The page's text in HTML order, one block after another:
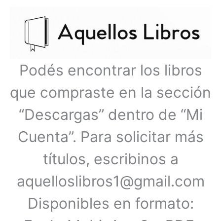
Podés encontrar los libros
que compraste en la sección
“Descargas” dentro de “Mi
Cuenta”. Para solicitar más
títulos, escribinos a
aquelloslibros1@gmail.com
Disponibles en formato:
principal